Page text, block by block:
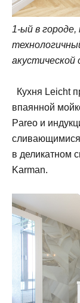
1-ый в
акустической
Кухня Leicht
впаянной
Pareo и
сливающимися
в деликатном
Karman.